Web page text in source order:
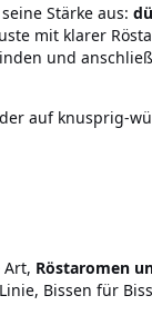
Stärke aus:
mit klarer
und
auf knusprig-
Art, Röstaromen
Bissen für